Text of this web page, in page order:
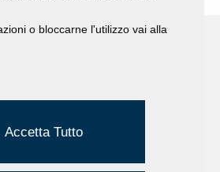
i.v.
o bloccarne l'utilizzo vai alla
Accetta Tutto